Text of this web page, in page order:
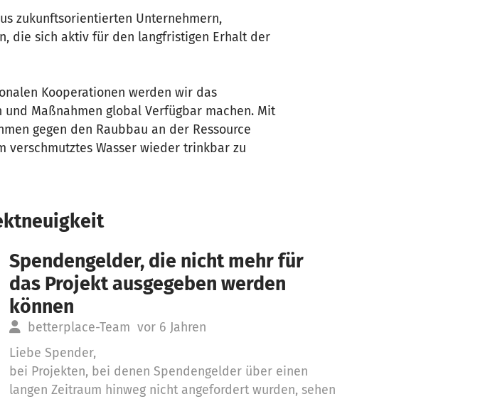
zukunftsorientierten Unternehmern,
die sich aktiv für den langfristigen Erhalt der
Kooperationen werden wir das
Maßnahmen global Verfügbar machen. Mit
gegen den Raubbau an der Ressource
verschmutztes Wasser wieder trinkbar zu
Spendengelder, die nicht mehr für
das Projekt ausgegeben werden
können
betterplace-Team vor 6 Jahren
Liebe Spender,
bei Projekten, bei denen Spendengelder über einen
langen Zeitraum hinweg nicht angefordert wurden, sehen